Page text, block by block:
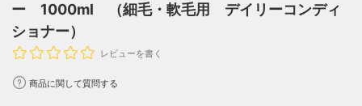
ー 1000ml （細毛・軟毛用 デイリーコンディ
ショナー）
レビューを書く
商品に関して質問する